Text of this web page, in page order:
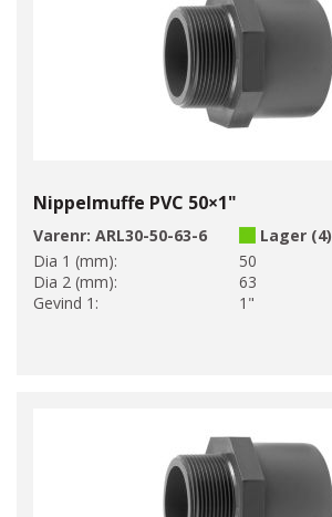
Nippelmuffe PVC 50×1"
Varenr: ARL30-50-63-6
Lager (4)
Dia 1 (mm):
50
Dia 2 (mm):
63
Gevind 1:
1"